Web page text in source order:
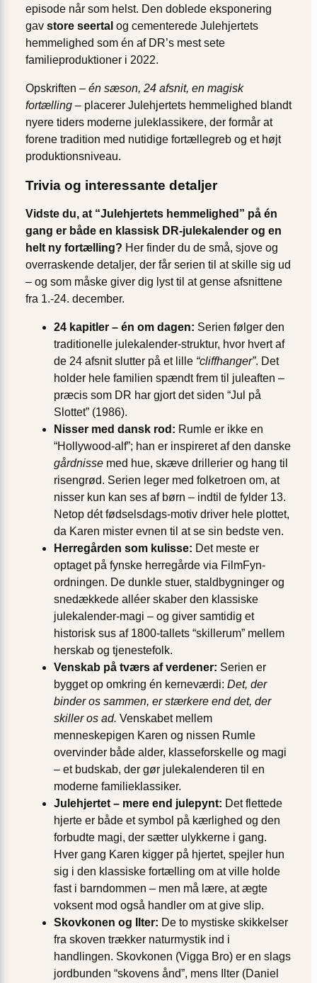
episode når som helst. Den doblede eksponering
gav store seertal og cementerede Julehjertets
hemmelighed som én af DR’s mest sete
familieproduktioner i 2022.
Opskriften – én sæson, 24 afsnit, en magisk
fortælling – placerer Julehjertets hemmelighed blandt
nyere tiders moderne juleklassikere, der formår at
forene tradition med nutidige fortællegreb og et højt
produktionsniveau.
Trivia og interessante detaljer
Vidste du, at “Julehjertets hemmelighed” på én
gang er både en klassisk DR-julekalender og en
helt ny fortælling? Her finder du de små, sjove og
overraskende detaljer, der får serien til at skille sig ud
– og som måske giver dig lyst til at gense afsnittene
fra 1.-24. december.
24 kapitler – én om dagen: Serien følger den
traditionelle julekalender-struktur, hvor hvert af
de 24 afsnit slutter på et lille “cliffhanger”. Det
holder hele familien spændt frem til juleaften –
præcis som DR har gjort det siden “Jul på
Slottet” (1986).
Nisser med dansk rod: Rumle er ikke en
“Hollywood-alf”; han er inspireret af den danske
gårdnisse med hue, skæve drillerier og hang til
risengrød. Serien leger med folketroen om, at
nisser kun kan ses af børn – indtil de fylder 13.
Netop dét fødselsdags-motiv driver hele plottet,
da Karen mister evnen til at se sin bedste ven.
Herregården som kulisse: Det meste er
optaget på fynske herregårde via FilmFyn-
ordningen. De dunkle stuer, staldbygninger og
snedækkede alléer skaber den klassiske
julekalender-magi – og giver samtidig et
historisk sus af 1800-tallets “skillerum” mellem
herskab og tjenestefolk.
Venskab på tværs af verdener: Serien er
bygget op omkring én kerneværdi: Det, der
binder os sammen, er stærkere end det, der
skiller os ad. Venskabet mellem
menneskepigen Karen og nissen Rumle
overvinder både alder, klasseforskelle og magi
– et budskab, der gør julekalenderen til en
moderne familieklassiker.
Julehjertet – mere end julepynt: Det flettede
hjerte er både et symbol på kærlighed og den
forbudte magi, der sætter ulykkerne i gang.
Hver gang Karen kigger på hjertet, spejler hun
sig i den klassiske fortælling om at ville holde
fast i barndommen – men må lære, at ægte
voksent mod også handler om at give slip.
Skovkonen og Ilter: De to mystiske skikkelser
fra skoven trækker naturmystik ind i
handlingen. Skovkonen (Vigga Bro) er en slags
jordbunden “skovens ånd”, mens Ilter (Daniel